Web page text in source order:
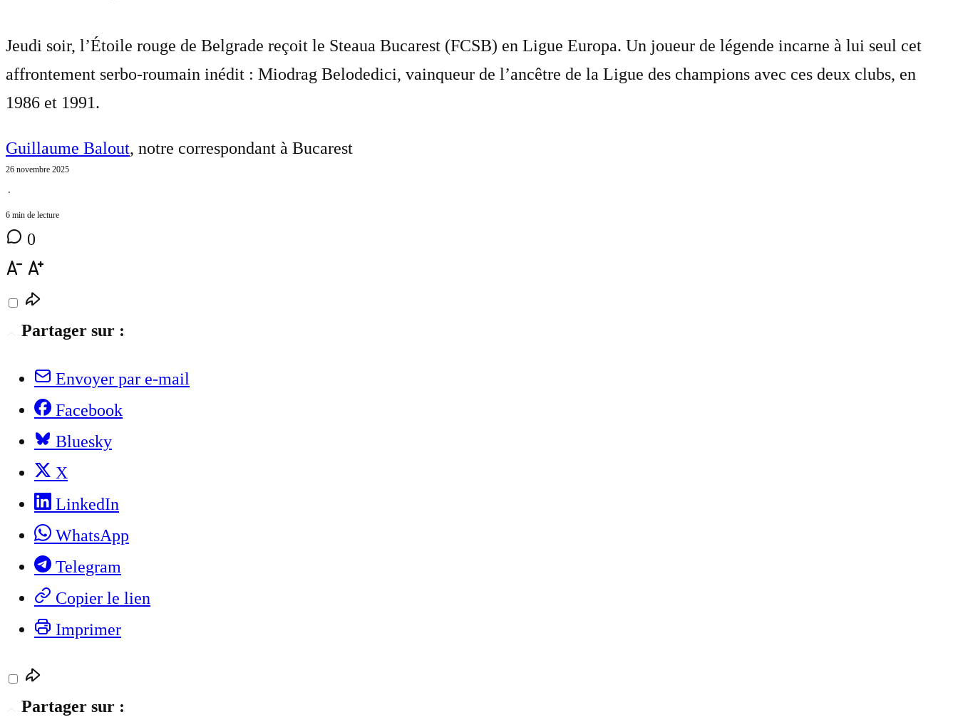
Jeudi soir, l’Étoile rouge de Belgrade reçoit le Steaua Bucarest (FCSB) en Ligue Europa. Un joueur de légende incarne à lui seul cet
affrontement serbo-roumain inédit : Miodrag Belodedici, vainqueur de l’ancêtre de la Ligue des champions avec ces deux clubs, en
1986 et 1991.
Guillaume Balout, notre correspondant à Bucarest
26 novembre 2025
⋅
6 min de lecture
0
Partager sur :
Envoyer par e-mail
Facebook
Bluesky
X
LinkedIn
WhatsApp
Telegram
Copier le lien
Imprimer
Partager sur :